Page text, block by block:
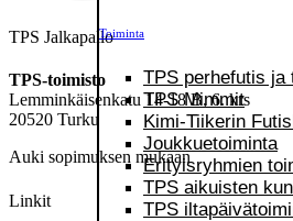
Toiminta
TPS perhefutis ja
TPS Mimmit
Kimi-Tiikerin
Joukkuetoiminta
Erityisryhmien
TPS aikuisten
TPS
TPS Jalkapallo
TPS-toimisto
Lemminkäisenkatu 14-18 B, 6. krs
20520 Turku
Auki sopimuksen mukaan
Linkit